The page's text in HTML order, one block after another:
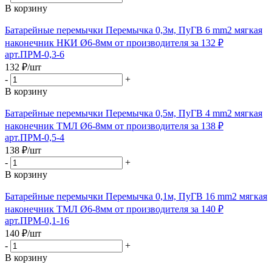
В корзину
Батарейные перемычки Перемычка 0,3м, ПуГВ 6 mm2 мягкая
наконечник НКИ Ø6-8мм от производителя за 132 ₽
арт.ПРМ-0,3-6
132 ₽/шт
-
+
В корзину
Батарейные перемычки Перемычка 0,5м, ПуГВ 4 mm2 мягкая
наконечник ТМЛ Ø6-8мм от производителя за 138 ₽
арт.ПРМ-0,5-4
138 ₽/шт
-
+
В корзину
Батарейные перемычки Перемычка 0,1м, ПуГВ 16 mm2 мягкая
наконечник ТМЛ Ø6-8мм от производителя за 140 ₽
арт.ПРМ-0,1-16
140 ₽/шт
-
+
В корзину